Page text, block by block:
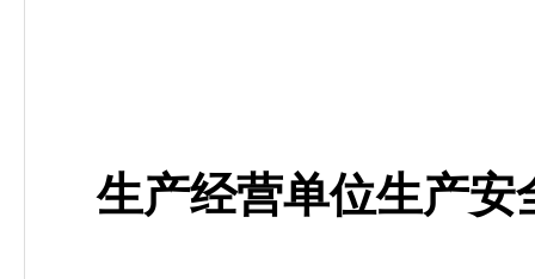
生产经营单位生产